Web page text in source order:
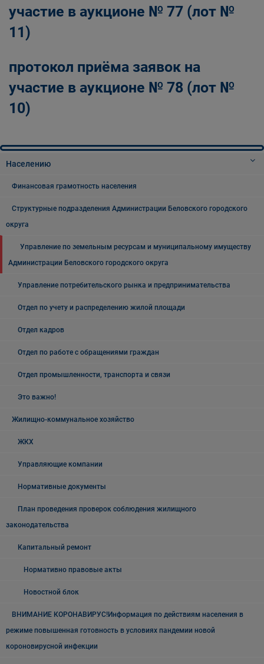
участие в аукционе № 77 (лот №
11)
протокол приёма заявок на
участие в аукционе № 78 (лот №
10)
Населению
Финансовая грамотность населения
Структурные подразделения Администрации Беловского городского
округа
Управление по земельным ресурсам и муниципальному имуществу
Администрации Беловского городского округа
Управление потребительского рынка и предпринимательства
Отдел по учету и распределению жилой площади
Отдел кадров
Отдел по работе с обращениями граждан
Отдел промышленности, транспорта и связи
Это важно!
Жилищно-коммунальное хозяйство
ЖКХ
Управляющие компании
Нормативные документы
План проведения проверок соблюдения жилищного
законодательства
Капитальный ремонт
Нормативно правовые акты
Новостной блок
ВНИМАНИЕ КОРОНАВИРУС!Информация по действиям населения в
режиме повышенная готовность в условиях пандемии новой
короновирусной инфекции